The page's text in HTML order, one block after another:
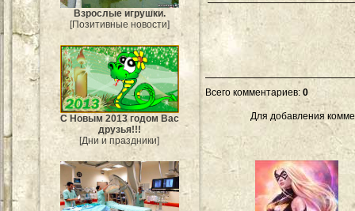
Взрослые игрушки.
[Позитивные новости]
С Новым 2013 годом Вас
друзья!!!
[Дни и праздники]
Всего комментариев: 0
Для добавления